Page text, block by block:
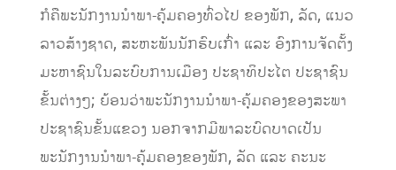
ກໍຄືພະນັກງານນໍາພາ-ຄຸ້ມຄອງທົ່ວໄປ ຂອງພັກ, ລັດ, ແນວ
ລາວສ້າງຊາດ, ສະຫະພັນນັກຮົບເກົ່າ ແລະ ອົງການຈັດຕັ້ງ
ມະຫາຊົນໃນລະບົບການເມືອງ ປະຊາທິປະໄຕ ປະຊາຊົນ
ຂັ້ນຕ່າງໆ; ຍ້ອນວ່າພະນັກງານນຳພາ-ຄຸ້ມຄອງຂອງສະພາ
ປະຊາຊົນຂັ້ນແຂວງ ນອກຈາກມີພາລະບົດບາດເປັນ
ພະນັກງານນຳພາ-ຄຸ້ມຄອງຂອງພັກ, ລັດ ແລະ ຄະນະ